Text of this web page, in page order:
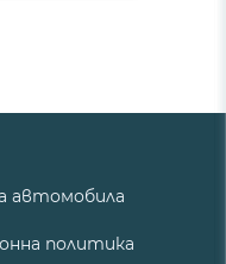
автомобила
политика